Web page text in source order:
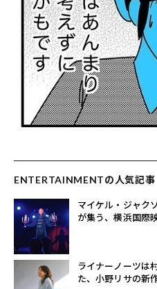
ENTERTAINMENTの人気記事
マイケル・ジャク
が集う、横浜国際
ライナーノーツは
た、小野リサの新